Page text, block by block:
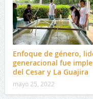
Enfoque de género,
generacional fue
del Cesar y La Guajira
mayo 25, 2022